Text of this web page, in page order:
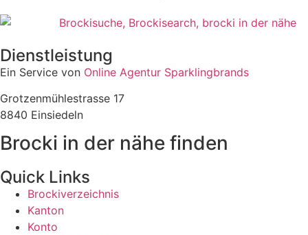
Dienstleistung
Ein Service von Online Agentur Sparklingbrands
Grotzenmühlestrasse 17
8840 Einsiedeln
Brocki in der nähe finden
Quick Links
Brockiverzeichnis
Kanton
Konto